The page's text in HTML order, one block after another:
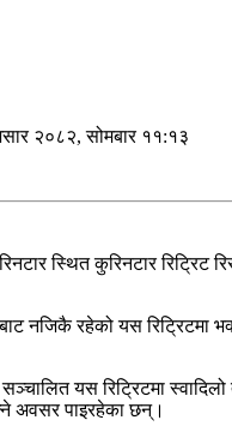
२०८२, सोमबार ११:१३
स्थित कुरिनटार
बाट नजिकै रहेको यस
सञ्चालित यस रिट्रिटमा
अवसर पाइरहेका छन्।